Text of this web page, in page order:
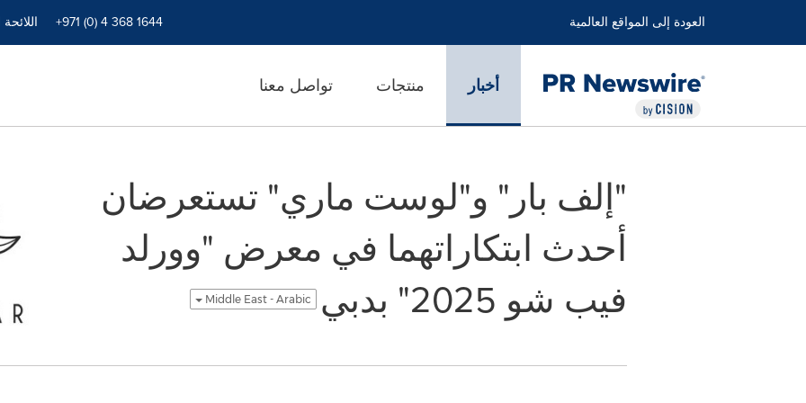
العودة إلى المواقع العالمية +971 (0) 4 368 1644
أخبار منتجات تواصل معنا
"إلف بار" و"لوست ماري" تستعرضان
أحدث ابتكاراتهما في معرض "وورلد
فيب شو 2025" بدبي
Middle East - Arabic